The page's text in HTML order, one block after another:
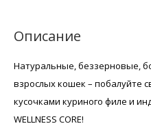
Описание
Натуральные, беззерновые,
взрослых кошек – побалуйте
кусочками куриного филе и
WELLNESS CORE!